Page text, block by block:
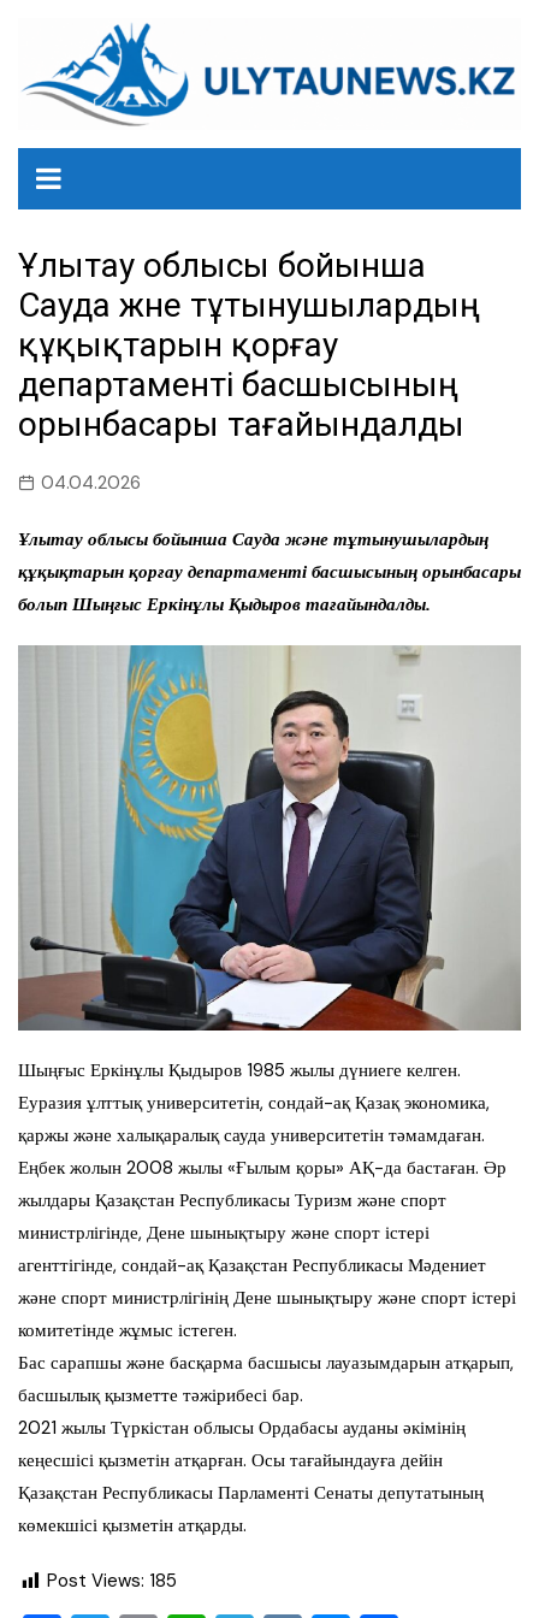
содержанию
Ұлытау облысы бойынша
Сауда және тұтынушылардың
құқықтарын қорғау
департаменті басшысының
орынбасары тағайындалды
04.04.2026
Ұлытау облысы бойынша Сауда және тұтынушылардың
құқықтарын қорғау департаменті басшысының орынбасары
болып Шыңғыс Еркінұлы Қыдыров тағайындалды.
Шыңғыс Еркінұлы Қыдыров 1985 жылы дүниеге келген.
Еуразия ұлттық университетін, сондай-ақ Қазақ экономика,
қаржы және халықаралық сауда университетін тәмамдаған.
Еңбек жолын 2008 жылы «Ғылым қоры» АҚ-да бастаған. Әр
жылдары Қазақстан Республикасы Туризм және спорт
министрлігінде, Дене шынықтыру және спорт істері
агенттігінде, сондай-ақ Қазақстан Республикасы Мәдениет
және спорт министрлігінің Дене шынықтыру және спорт істері
комитетінде жұмыс істеген.
Бас сарапшы және басқарма басшысы лауазымдарын атқарып,
басшылық қызметте тәжірибесі бар.
2021 жылы Түркістан облысы Ордабасы ауданы әкімінің
кеңесшісі қызметін атқарған. Осы тағайындауға дейін
Қазақстан Республикасы Парламенті Сенаты депутатының
көмекшісі қызметін атқарды.
Post Views: 185